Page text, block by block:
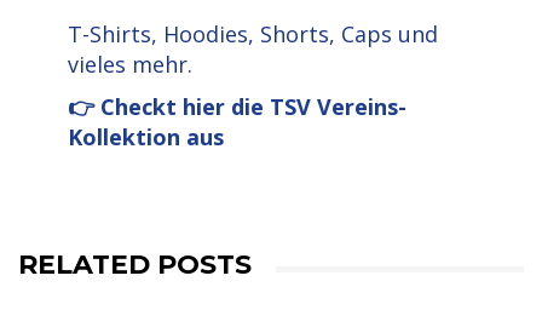
T-Shirts, Hoodies, Shorts, Caps und
vieles mehr.
👉 Checkt hier die TSV Vereins-
Kollektion aus
RELATED POSTS